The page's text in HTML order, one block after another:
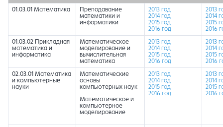
01.03.01 Математика
Преподавание
математики и
информатики
2013 год
2014 год
2015 год
2016 год
2013
2014
2015
2016
01.03.02 Прикладная
математика и
информатика
Математическое
моделирование и
вычислительная
математика
2013 год
2014 год
2015 год
2016 год
2013
2014
2015
2016
02.03.01 Математика
и компьютерные
науки
Математические
основы
компьютерных наук
Математическое и
компьютерное
моделирование
2013 год
2014 год
2015 год
2016 год
2013
2014
2015
2016